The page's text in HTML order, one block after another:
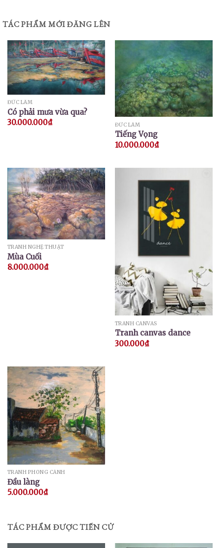
TÁC PHẨM MỚI ĐĂNG LÊN
ĐỨC LÂM
Có phải mưa vừa qua?
30.000.000₫ ĐỨC LÂM
Tiếng Vọng
10.000.000₫
TRANH NGHỆ THUẬT
Mùa Cuối
8.000.000₫
TRANH CANVAS
Tranh canvas dance
300.000₫
TRANH PHONG CẢNH
Đầu làng
5.000.000₫
TÁC PHẨM ĐƯỢC TIẾN CỬ